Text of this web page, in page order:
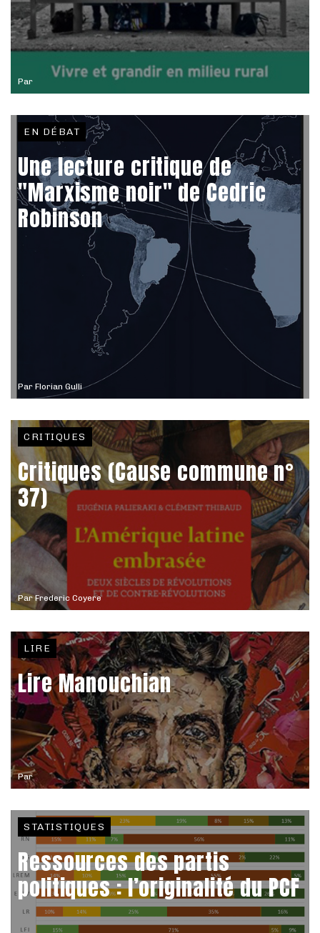
Par
Par Florian Gulli
EN DÉBAT
Une lecture critique de
"Marxisme noir" de Cedric
Robinson
ParFrederic Coyere
CRITIQUES
Critiques (Cause commune n°
37)
Par
LIRE
Lire Manouchian
STATISTIQUES
Ressources des partis
politiques : l’originalité du PCF